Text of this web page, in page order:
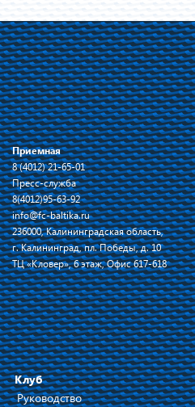
Приемная
8 (4012) 21-65-01
Пресс-служба
8(4012)95-63-92
info@fc-baltika.ru
236000, Калининградская область,
г. Калининград, пл. Победы, д. 10
ТЦ «Кловер», 6 этаж, Офис 617-618
Клуб
Руководство